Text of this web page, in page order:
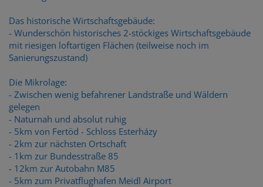
Das historische Wirtschaftsgebäude:
- Wunderschön historisches 2-stöckiges Wirtschaftsgebäude
mit riesigen loftartigen Flächen (teilweise noch im
Sanierungszustand)
Die Mikrolage:
- Zwischen wenig befahrener Landstraße und Wäldern
gelegen
- Naturnah und absolut ruhig
- 5km von Fertöd - Schloss Esterházy
- 2km zur nächsten Ortschaft
- 1km zur Bundesstraße 85
- 12km zur Autobahn M85
- 5km zum Privatflughafen Meidl Airport